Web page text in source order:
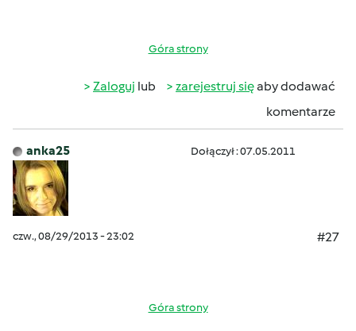
Góra strony
Zaloguj lub zarejestruj sięaby dodawać
komentarze
anka25 Dołączył : 07.05.2011
czw., 08/29/2013 - 23:02 #27
Góra strony